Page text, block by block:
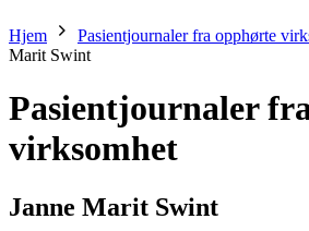
Hjem Pasientjournaler fra opphørte
Marit Swint
Pasientjournaler
virksomhet
Janne Marit Swint